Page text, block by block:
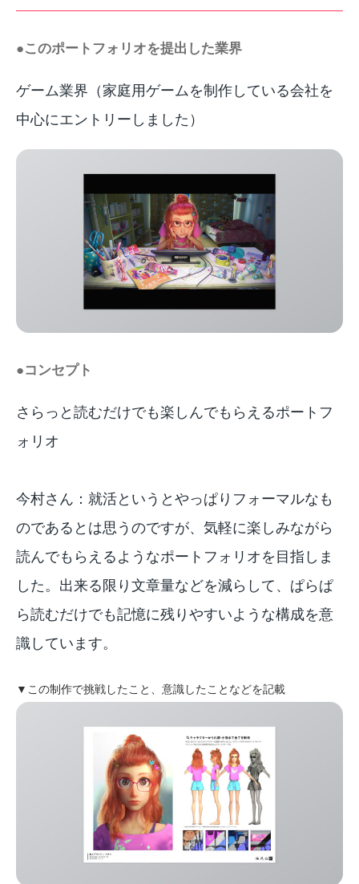
●このポートフォリオを提出した業界
ゲーム業界（家庭用ゲームを制作している会社を
中心にエントリーしました）
●コンセプト
さらっと読むだけでも楽しんでもらえるポートフ
ォリオ
今村さん：就活というとやっぱりフォーマルなも
のであるとは思うのですが、気軽に楽しみながら
読んでもらえるようなポートフォリオを目指しま
した。出来る限り文章量などを減らして、ぱらぱ
ら読むだけでも記憶に残りやすいような構成を意
識しています。
▼この制作で挑戦したこと、意識したことなどを記載